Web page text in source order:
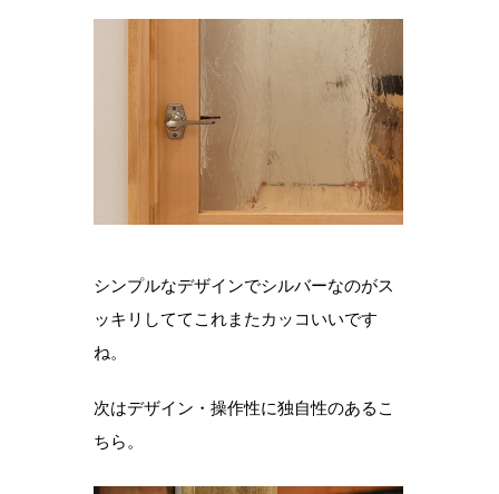
シンプルなデザインでシルバーなのがス
ッキリしててこれまたカッコいいです
ね。
次はデザイン・操作性に独自性のあるこ
ちら。